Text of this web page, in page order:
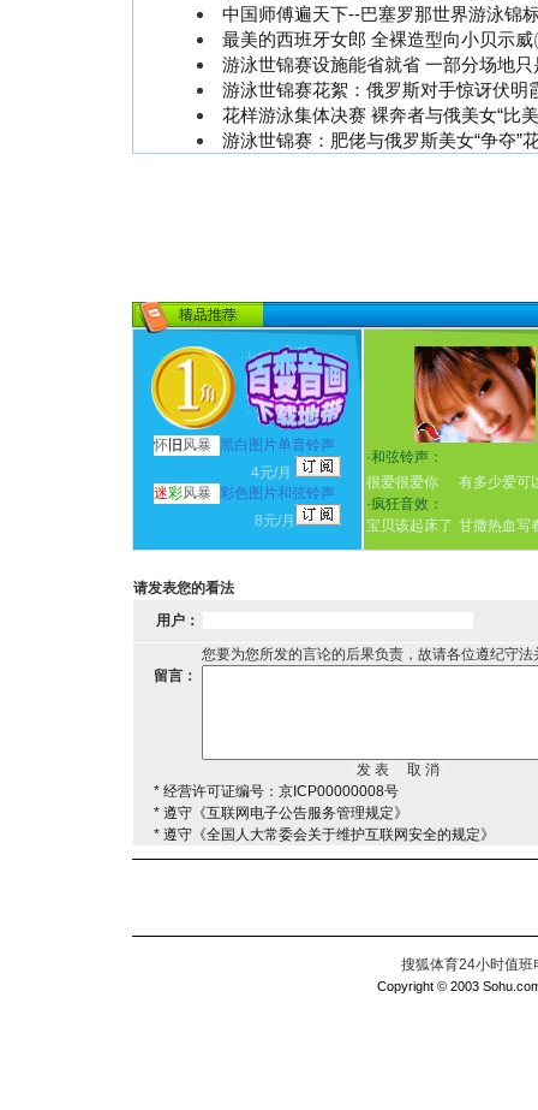
中国师傅遍天下--巴塞罗那世界游泳锦
最美的西班牙女郎 全裸造型向小贝示威
游泳世锦赛设施能省就省 一部分场地
游泳世锦赛花絮：俄罗斯对手惊讶伏明
花样游泳集体决赛 裸奔者与俄美女“比
游泳世锦赛：肥佬与俄罗斯美女“争夺”
怀 旧 风暴
黑白图片单音铃声
4元/月
迷彩风暴 彩色图片和弦铃声
8元/月
·和弦铃声：
很爱很爱你
有多少爱可
·疯狂音效：
宝贝该起床了 甘撒热血写
请发表您的看法
用户：
您要为您所发的言论的后果负责，故请各位遵纪守
留言：
* 经营许可证编号：京ICP00000008号
* 遵守《互联网电子公告服务管理规定》
* 遵守《全国人大常委会关于维护互联网安全的规定》
搜狐体育24小时值
Copyright © 2003